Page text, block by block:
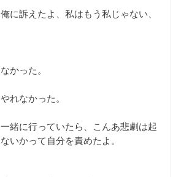
に訴えたよ、私はもう私じゃない、
かった。
れなかった。
緒に行っていたら、こんあ悲劇は起
いかって自分を責めたよ。